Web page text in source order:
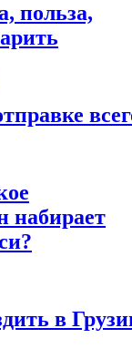
польза,
набирает
в